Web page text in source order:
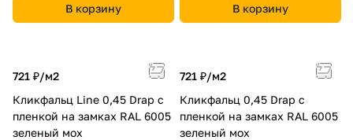
В корзину В корзину
721 ₽/м2
Кликфальц Line 0,45 Drap с
пленкой на замках RAL 6005
зеленый мох
721 ₽/м2
Кликфальц 0,45 Drap с
пленкой на замках RAL 6005
зеленый мох